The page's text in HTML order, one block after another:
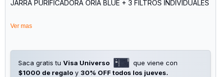
JARRA PURIFICADORA ORIA BLUE + 3 FILTROS INDIVIDUALES
El pack Jarra ORIA azul + 3 filtros ofrece la combinación
de filtrado de agua conveniente y con un toque de
elegancia en tu hogar.
Ver mas
Saca gratis tu Visa Universo
que viene con
$1000 de regalo y 30% OFF todos los jueves.